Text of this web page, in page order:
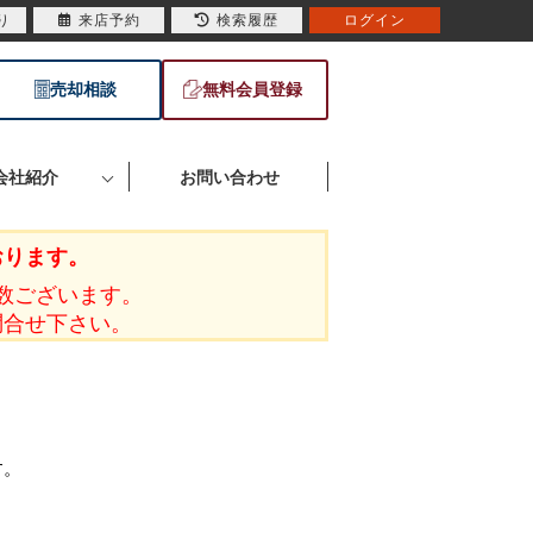
売却相談 無料会員登録
社紹介 お問い合わせ
ます。
ざいます。
せ下さい。
来店予約 検索履歴 ログイン